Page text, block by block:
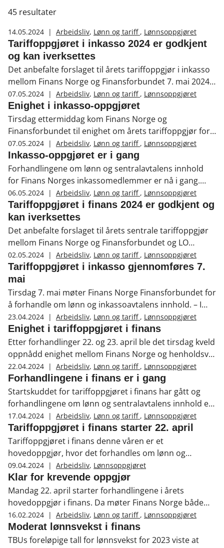
45 resultater
14.05.2024 | Arbeidsliv, Lønn og tariff , Lønnsoppgjøret
Tariffoppgjøret i inkasso 2024 er godkjent
og kan iverksettes
Det anbefalte forslaget til årets tariffoppgjør i inkasso
mellom Finans Norge og Finansforbundet 7. mai 2024
er nå godkjent av tariffpartene. Endringene i inkasso-
overenskomsten kan derved iverksettes.
07.05.2024 | Arbeidsliv, Lønn og tariff , Lønnsoppgjøret
Enighet i inkasso-oppgjøret
Tirsdag ettermiddag kom Finans Norge og
Finansforbundet til enighet om årets tariffoppgjør for
inkassobedriftene som er medlem i Finans Norge. Det
fremforhandlede forslaget på 2,4 prosent pr. 1. mai
tilsvarer det sentrale tillegget i frontfaget omregnet til
prosent innenfor inkasso-området, og er innenfor
frontfagets ramme på 5,2 prosent.
07.05.2024 | Arbeidsliv, Lønn og tariff , Lønnsoppgjøret
Inkasso-oppgjøret er i gang
Forhandlingene om lønn og sentralavtalens innhold
for Finans Norges inkassomedlemmer er nå i gang.
Finans Norge og Finansforbundet må bli enig i løpet av
tirsdag 7. mai, hvis ikke går oppgjøret til mekling. Det
er første gang Finans Norge forhandler for inkasso,
etter at dette ble en egen bransje i Finans Norge.
06.05.2024 | Arbeidsliv, Lønn og tariff , Lønnsoppgjøret
Tariffoppgjøret i finans 2024 er godkjent og
kan iverksettes
Det anbefalte forslaget til årets sentrale tariffoppgjør
mellom Finans Norge og Finansforbundet og LO
v/Handel og Kontor og Fagforbundet fra 23. april er nå
godkjent av alle tariffpartene. De nye lønnssatsene kan
derved iverksettes.
02.05.2024 | Arbeidsliv, Lønn og tariff , Lønnsoppgjøret
Tariffoppgjøret i inkasso gjennomføres 7.
mai
Tirsdag 7. mai møter Finans Norge Finansforbundet for
å forhandle om lønn og inkassoavtalens innhold. – I
dette oppgjøret er det avgjørende å komme frem til et
resultat som er økonomisk bærekraftig for
inkassobransjen. Bransjen står i knestående og for
høye lønnstillegg vil gjøre situasjonen enda
vanskeligere, sier Finans Norges forhandlingsleder
Therese Høyer Grimstad.
23.04.2024 | Arbeidsliv, Lønn og tariff , Lønnsoppgjøret
Enighet i tariffoppgjøret i finans
Etter forhandlinger 22. og 23. april ble det tirsdag kveld
oppnådd enighet mellom Finans Norge og henholdsvis
Finansforbundet og Handel og Kontor/Fagforbundet
(LO) i årets tariffoppgjør i finans. Resultatet innebærer
et generelt tillegg på 2,65 prosent til alle, minimum kr
15.000 kroner. Resultatet er innenfor frontfagsrammen
på 5,2 prosent.
22.04.2024 | Arbeidsliv, Lønn og tariff , Lønnsoppgjøret
Forhandlingene i finans er i gang
Startskuddet for tariffoppgjøret i finans har gått og
forhandlingene om lønn og sentralavtalens innhold er
nå i gang. I dag og i morgen skal Finans Norges
forhandlingsdelegasjon forhandle med både
Finansforbundet og LO.
17.04.2024 | Arbeidsliv, Lønn og tariff , Lønnsoppgjøret
Tariffoppgjøret i finans starter 22. april
Tariffoppgjøret i finans denne våren er et
hovedoppgjør, hvor det forhandles om lønn og
sentralavtalens innhold. Forhandlingene gjennomføres
mandag 22. april og tirsdag 23. april. På disse to
dagene må partene bli enige, ellers går oppgjøret til
mekling. Finans Norges forhandlingsutvalg ser frem til
gode og konstruktive forhandlinger.
09.04.2024 | Arbeidsliv, Lønnsoppgjøret
Klar for krevende oppgjør
Mandag 22. april starter forhandlingene i årets
hovedoppgjør i finans. Da møter Finans Norge både
Finansforbundet og LO for å forhandle lønn og
sentralavtalens innhold. – Frontfaget er som alltid
førende for våre egne forhandlinger, sier Finans
16.02.2024 | Arbeidsliv, Lønn og tariff , Lønnsoppgjøret
Moderat lønnsvekst i finans
TBUs foreløpige tall for lønnsvekst for 2023 viste at